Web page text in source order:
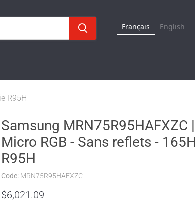
Français English
R95H
Samsung MRN75R95HAFXZC
Micro RGB - Sans reflets -
R95H
Code: MRN75R95HAFXZC
$6,021.09